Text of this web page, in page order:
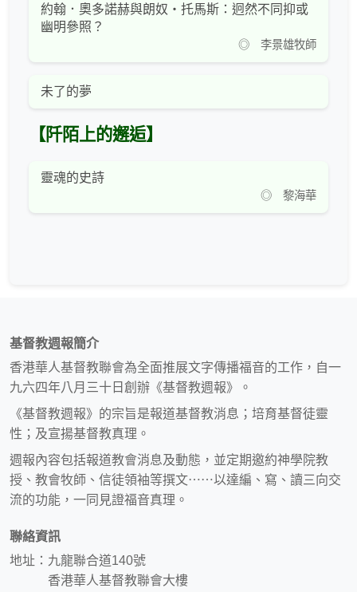
約翰．奧多諾赫與朗奴‧托馬斯：迥然不同抑或
幽明參照？
◎ 李景雄牧師
未了的夢
【阡陌上的邂逅】
靈魂的史詩
◎ 黎海華
基督教週報簡介
香港華人基督教聯會為全面推展文字傳播福音的工作，自一
九六四年八月三十日創辦《基督教週報》。
《基督教週報》的宗旨是報道基督教消息；培育基督徒靈
性；及宣揚基督教真理。
週報內容包括報道教會消息及動態，並定期邀約神學院教
授、教會牧師、信徒領袖等撰文⋯⋯以達編、寫、讀三向交
流的功能，一同見證福音真理。
聯絡資訊
地址：九龍聯合道140號
香港華人基督教聯會大樓